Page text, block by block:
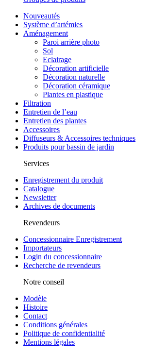
Nouveautés
Système d’artémies
Aménagement
Paroi arrière photo
Sol
Eclairage
Décoration artificielle
Décoration naturelle
Décoration céramique
Plantes en plastique
Filtration
Entretien de l’eau
Entretien des plantes
Accessoires
Diffuseurs & Accessoires techniques
Produits pour bassin de jardin
Services
Enregistrement du produit
Catalogue
Newsletter
Archives de documents
Revendeurs
Concessionnaire Enregistrement
Importateurs
Login du concessionnaire
Recherche de revendeurs
Notre conseil
Modèle
Histoire
Contact
Conditions générales
Politique de confidentialité
Mentions légales